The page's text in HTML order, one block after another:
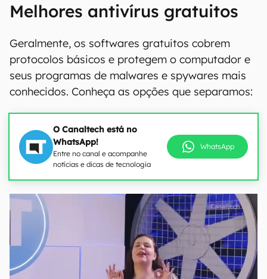
Melhores antivírus gratuitos
Geralmente, os softwares gratuitos cobrem
protocolos básicos e protegem o computador e
seus programas de malwares e spywares mais
conhecidos. Conheça as opções que separamos:
O Canaltech está no
WhatsApp!
Entre no canal e acompanhe
notícias e dicas de tecnologia
WhatsApp